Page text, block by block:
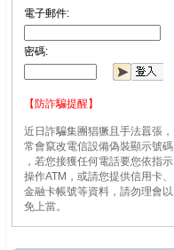
電子郵件:
密碼:
【防詐騙提醒】
近日詐騙集團猖獗且手法囂張，
常會竄改電信設備偽裝顯示號碼
，若您接獲任何電話要您依指示
操作ATM，或請您提供信用卡、
金融卡帳號等資料，請勿理會以
免上當。